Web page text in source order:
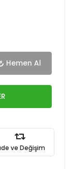
Hemen Al
ve Değişim